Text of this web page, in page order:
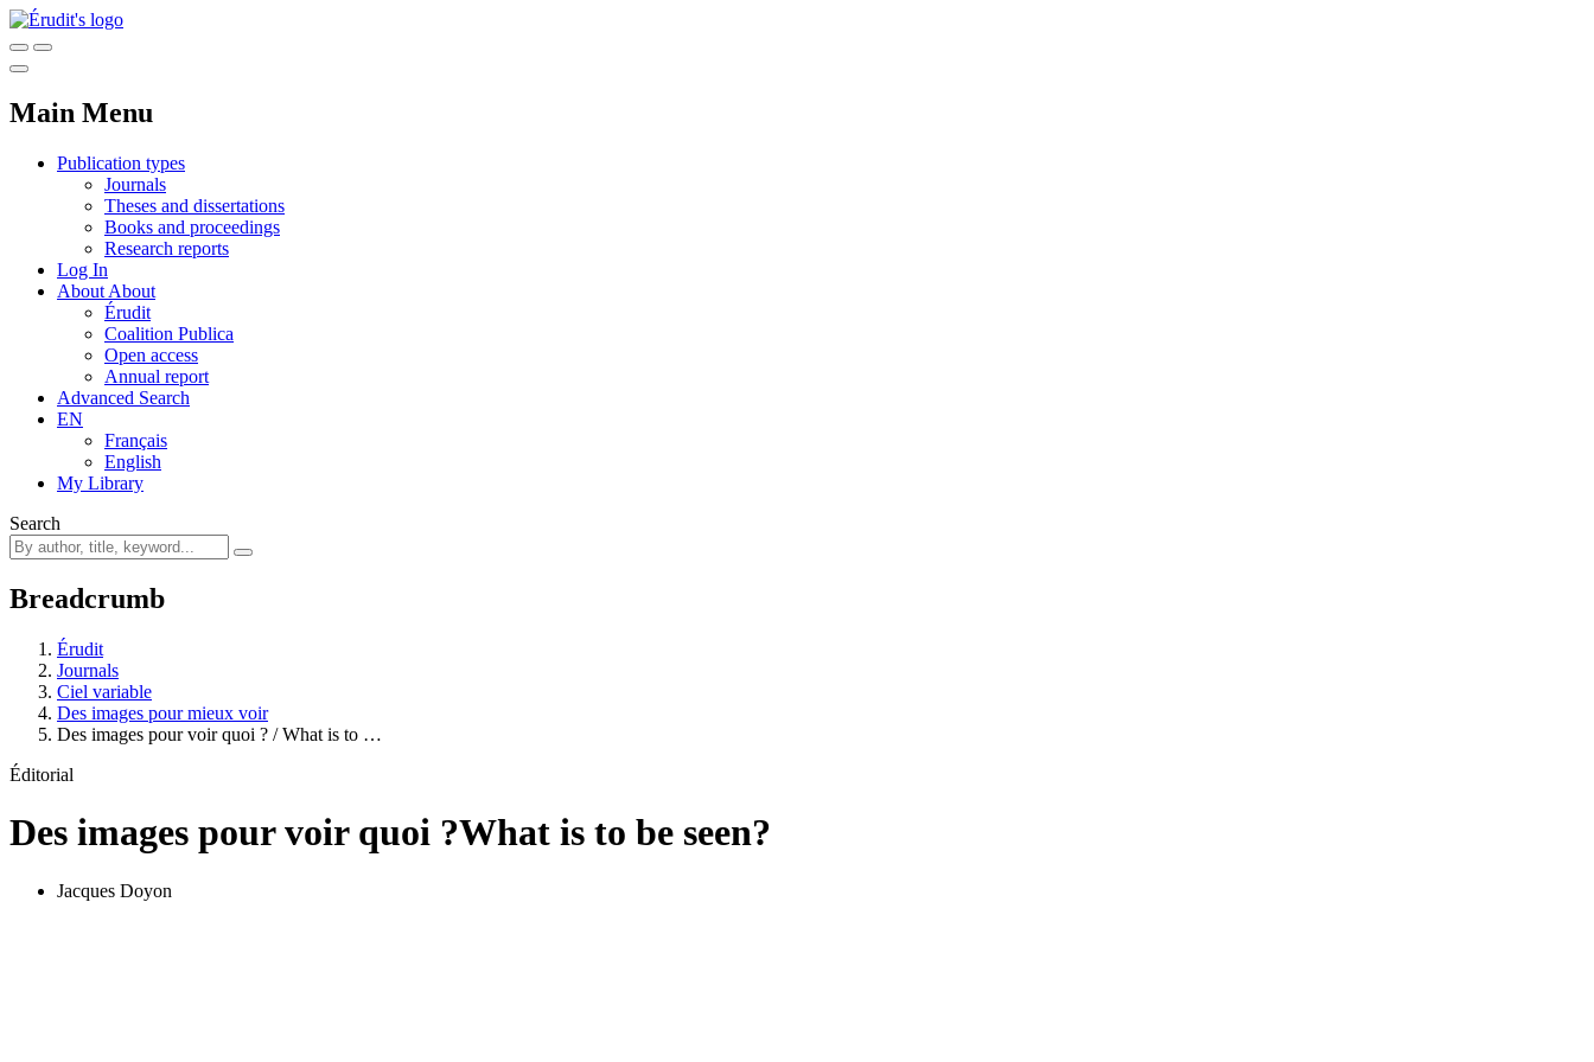
Main Menu
Publication types
Journals
Theses and dissertations
Books and proceedings
Research reports
Log In
About About
Érudit
Coalition Publica
Open access
Annual report
Advanced Search
EN
Français
English
My Library
Search
Breadcrumb
Érudit
Journals
Ciel variable
Des images pour mieux voir
Des images pour voir quoi ? / What is to …
Éditorial
Des images pour voir quoi ?What is to be seen?
Jacques Doyon